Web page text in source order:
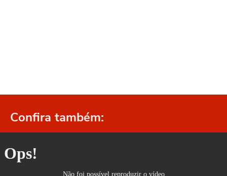
Confira também: